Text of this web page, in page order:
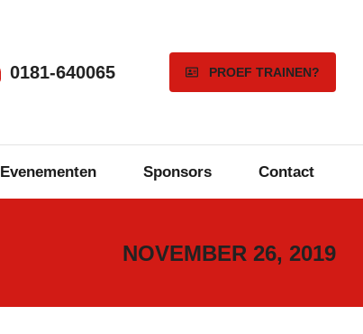
0181-640065 PROEF TRAINEN?
Evenementen Sponsors Contact
NOVEMBER 26, 2019